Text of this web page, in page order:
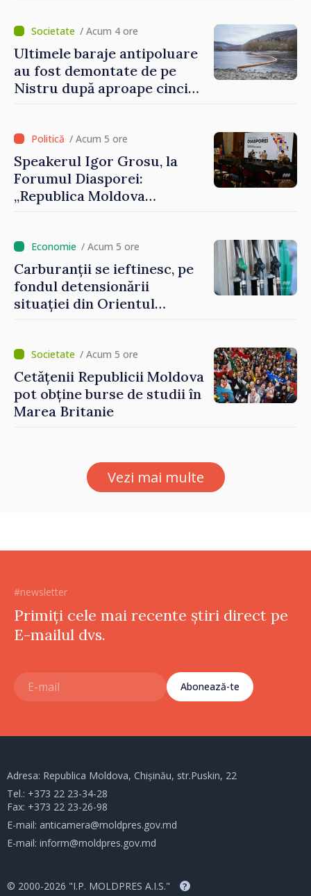
/ Acum 4 ore
Ultimele baraje antipoluare
au fost demontate de pe
Nistru după aproape cinci
/ Acum 5 ore
Speakerul Igor Grosu, la
Forumul Diasporei:
„Republica Moldova
hotare, că merită să devină
parte a marii familii
europene”
/ Acum 5 ore
Carburanții se ieftinesc, pe
fondul detensionării
situației din Orientul
/ Acum 5 ore
Cetățenii Republicii Moldova
pot obține burse de studii în
Marea Britanie
Vezi mai multe
#newsletter
Primiți cele mai recente știri direct pe
E-mailul dvs.
Abonează-te
Adresa: Republica Moldova, Chișinău, str.Puskin, 22
Tel.: +373 22 23-34-28
Fax: +373 22 23-26-98
E-mail: anticamera@moldpres.gov.md
E-mail: inform@moldpres.gov.md
© 2000-2026 "I.P. MOLDPRES A.I.S." ?